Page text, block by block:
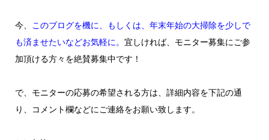
今、
このブログを機に、もしくは、年末年始の大掃除を少しで
も済ませたいなどお気軽に。 宜しければ、モニター募集にご参
加頂ける方々を絶賛募集中です！
で、モニターの応募の希望される方は、詳細内容を下記の通
り、コメント欄などにご連絡をお願い致します。